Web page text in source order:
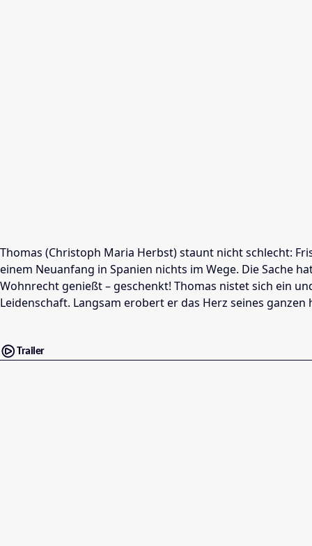
Thomas (Christoph Maria Herbst) staunt nicht schlecht:
einem Neuanfang in Spanien nichts im Wege. Die Sache
Wohnrecht genießt – geschenkt! Thomas nistet sich ein
Leidenschaft. Langsam erobert er das Herz seines
Trailer